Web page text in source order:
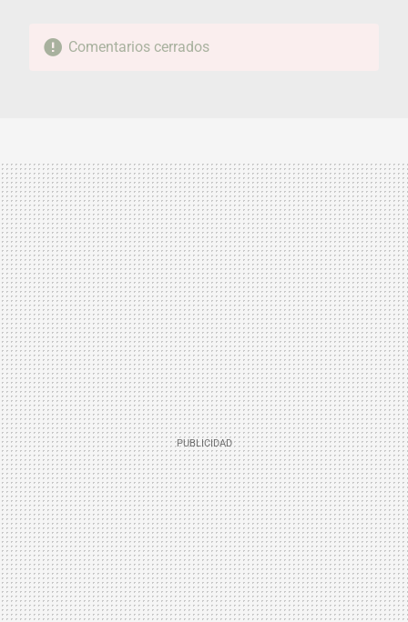
Comentarios cerrados